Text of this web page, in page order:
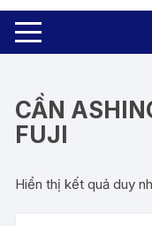
CẦN
FUJI
Hiển thị kết quả duy